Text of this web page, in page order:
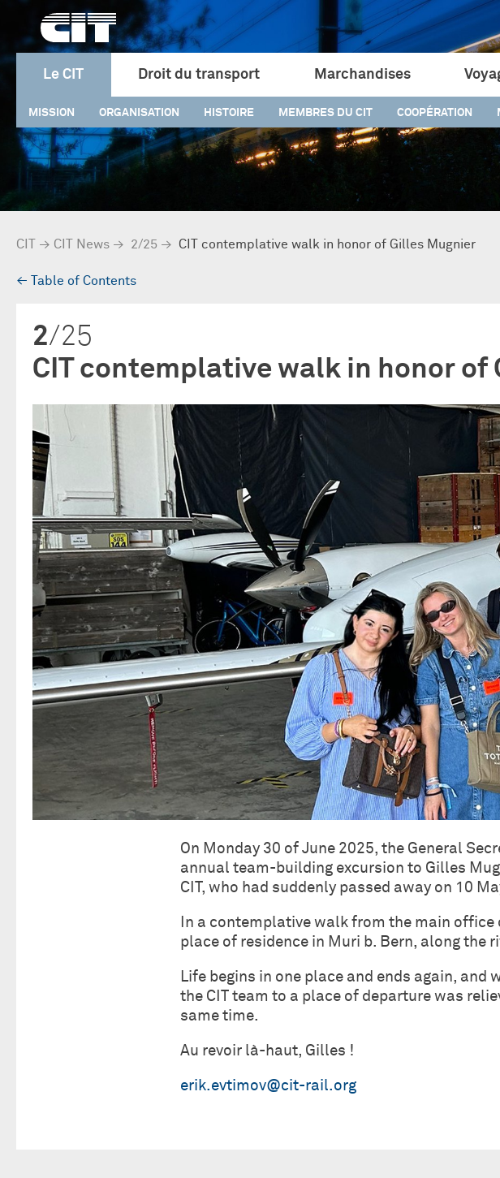
Le CIT
MISSION ORGANISATION HISTOIRE MEMBRES DU CIT COOPÉRATION
Droit du transport Marchandises
CIT → CIT News → 2/25 → CIT contemplative walk in honor of Gilles Mugnier
→ Table of Contents
2/25
CIT contemplative walk in honor of
On Monday 30 of June 2025, the General
annual team-building excursion to Gilles
CIT, who had suddenly passed away on 10
In a contemplative walk from the main office
place of residence in Muri b. Bern, along the
Life begins in one place and ends again, and
the CIT team to a place of departure was
same time.
Au revoir là-haut, Gilles !
erik.evtimov@cit-rail.org